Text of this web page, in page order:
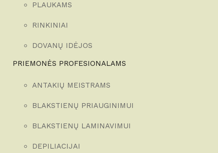
PLAUKAMS
RINKINIAI
DOVANŲ IDĖJOS
PRIEMONĖS PROFESIONALAMS
ANTAKIŲ MEISTRAMS
BLAKSTIENŲ PRIAUGINIMUI
BLAKSTIENŲ LAMINAVIMUI
DEPILIACIJAI